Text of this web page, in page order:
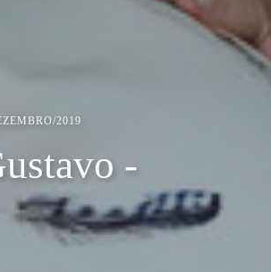
2019
-